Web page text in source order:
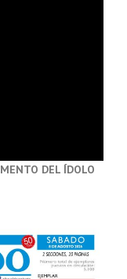
DEL ÍDOLO